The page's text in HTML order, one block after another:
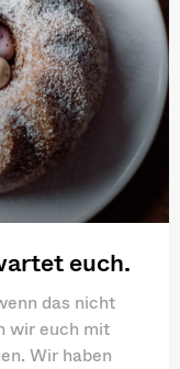
euch.
das nicht
wir euch mit
Wir haben